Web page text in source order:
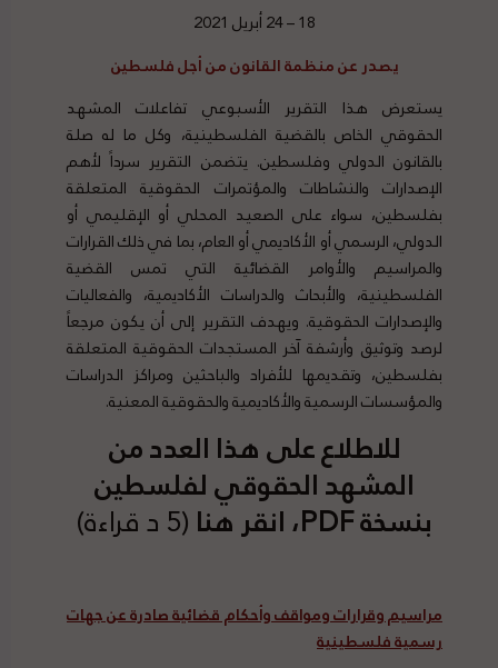
18 – 24 أبريل 2021
يصدر عن منظمة القانون من أجل فلسطين
يستعرض هذا التقرير الأسبوعي تفاعلات المشهد
الحقوقي الخاص بالقضية الفلسطينية، وكل ما له صلة
بالقانون الدولي وفلسطين. يتضمن التقرير سرداً لأهم
الإصدارات والنشاطات والمؤتمرات الحقوقية المتعلقة
بفلسطين، سواء على الصعيد المحلي أو الإقليمي أو
الدولي، الرسمي أو الأكاديمي أو العام، بما في ذلك القرارات
والمراسيم والأوامر القضائية التي تمس القضية
الفلسطينية، والأبحاث والدراسات الأكاديمية، والفعاليات
والإصدارات الحقوقية. ويهدف التقرير إلى أن يكون مرجعاً
لرصد وتوثيق وأرشفة آخر المستجدات الحقوقية المتعلقة
بفلسطين، وتقديمها للأفراد والباحثين ومراكز الدراسات
والمؤسسات الرسمية والأكاديمية والحقوقية المعنية.
للاطلاع على هذا العدد من
المشهد الحقوقي لفلسطين
بنسخة PDF، انقر هنا (5 د قراءة)
مراسيم وقرارات ومواقف وأحكام قضائية صادرة عن جهات
رسمية فلسطينية